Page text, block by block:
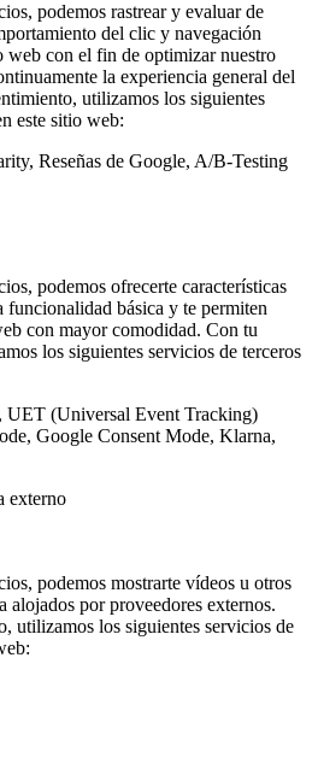
podemos rastrear y evaluar de
del clic y navegación
web con el fin de optimizar nuestro
la experiencia general del
utilizamos los siguientes
este sitio web:
Reseñas de Google, A/B-Testing
podemos ofrecerte características
funcionalidad básica y te permiten
con mayor comodidad. Con tu
los siguientes servicios de terceros
UET (Universal Event Tracking)
Google Consent Mode, Klarna,
externo
podemos mostrarte vídeos u otros
alojados por proveedores externos.
utilizamos los siguientes servicios de